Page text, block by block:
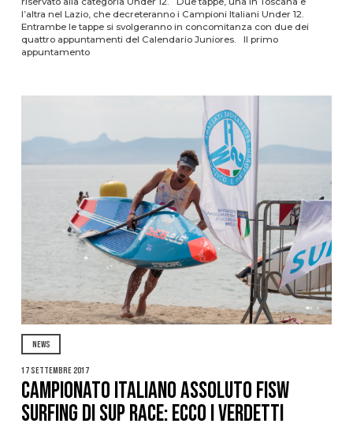
l’altra nel Lazio, che decreteranno i Campioni Italiani Under 12.
Entrambe le tappe si svolgeranno in concomitanza con due dei
quattro appuntamenti del Calendario Juniores. Il primo
appuntamento
NEWS
17 Settembre 2017
Campionato Italiano Assoluto FISW
Surfing di SUP Race: ecco i verdetti